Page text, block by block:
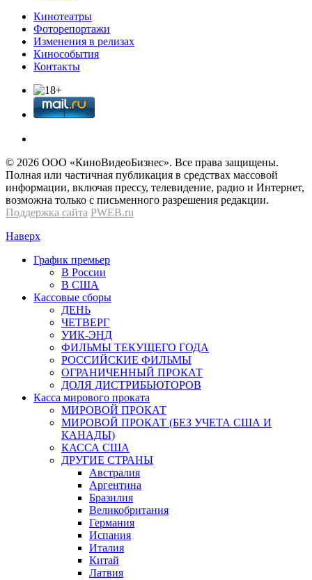
Кинотеатры
Фоторепортажи
Изменения в релизах
Кинособытия
Контакты
© 2026 OOО «КиноВидеоБизнес». Все права защищены.
Полная или частичная публикация в средствах массовой
информации, включая прессу, телевидение, радио и Интернет,
возможна только с письменного разрешения редакции.
Поддержка сайта PWEB.ru
Наверх
График премьер
В России
В США
Кассовые сборы
ДЕНЬ
ЧЕТВЕРГ
УИК-ЭНД
ФИЛЬМЫ ТЕКУЩЕГО ГОДА
РОССИЙСКИЕ ФИЛЬМЫ
ОГРАНИЧЕННЫЙ ПРОКАТ
ДОЛЯ ДИСТРИБЬЮТОРОВ
Касса мирового проката
МИРОВОЙ ПРОКАТ
МИРОВОЙ ПРОКАТ (БЕЗ УЧЕТА США И
КАНАДЫ)
КАССА США
ДРУГИЕ СТРАНЫ
Австралия
Аргентина
Бразилия
Великобритания
Германия
Испания
Италия
Китай
Латвия